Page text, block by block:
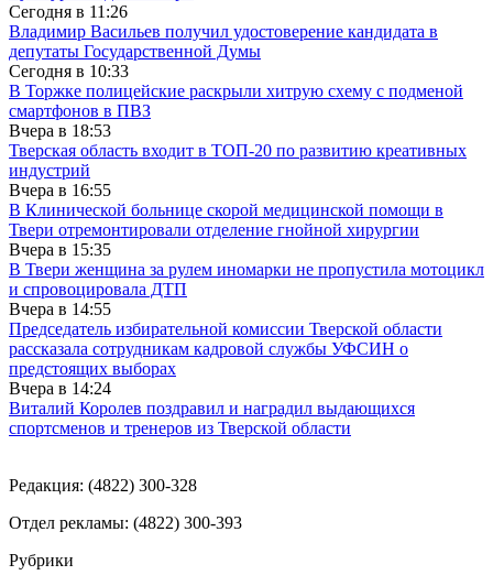
Сегодня в 11:26
Владимир Васильев получил удостоверение кандидата в
депутаты Государственной Думы
Сегодня в 10:33
В Торжке полицейские раскрыли хитрую схему с подменой
смартфонов в ПВЗ
Вчера в 18:53
Тверская область входит в ТОП-20 по развитию креативных
индустрий
Вчера в 16:55
В Клинической больнице скорой медицинской помощи в
Твери отремонтировали отделение гнойной хирургии
Вчера в 15:35
В Твери женщина за рулем иномарки не пропустила мотоцикл
и спровоцировала ДТП
Вчера в 14:55
Председатель избирательной комиссии Тверской области
рассказала сотрудникам кадровой службы УФСИН о
предстоящих выборах
Вчера в 14:24
Виталий Королев поздравил и наградил выдающихся
спортсменов и тренеров из Тверской области
Редакция: (4822) 300-328
Отдел рекламы: (4822) 300-393
Рубрики